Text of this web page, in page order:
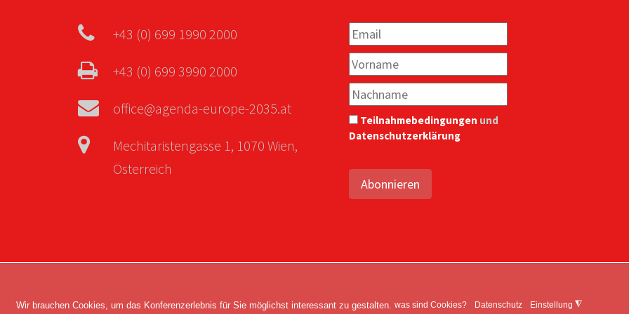
Wir brauchen Cookies, um das Konferenzerlebnis für Sie möglichst interessant zu gestalten. was sind Cookies? Datenschutz Einstellung ◮
+43 (0) 699 1990 2000
+43 (0) 699 3990 2000
office@agenda-europe-2035.at
Mechitaristengasse 1, 1070 Wien,
Österreich
Teilnahmebedingungen und
Datenschutzerklärung
Abonnieren